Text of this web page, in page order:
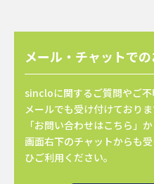
メール・チャットで
sincloに関するご質問やご不
メールでも受け付けておりま
「お問い合わせはこちら」
画面右下のチャットからも
ひご利用ください。